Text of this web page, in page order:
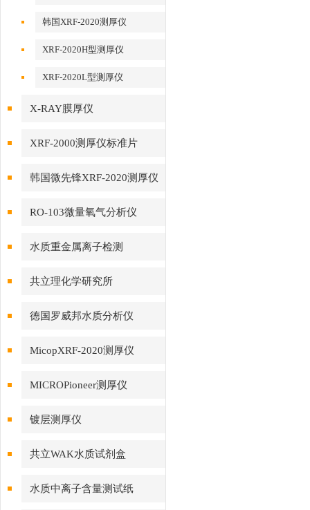
韩国XRF-2020测厚仪
XRF-2020H型测厚仪
XRF-2020L型测厚仪
X-RAY膜厚仪
XRF-2000测厚仪标准片
韩国微先锋XRF-2020测厚仪
RO-103微量氧气分析仪
水质重金属离子检测
共立理化学研究所
德国罗威邦水质分析仪
MicopXRF-2020测厚仪
MICROPioneer测厚仪
镀层测厚仪
共立WAK水质试剂盒
水质中离子含量测试纸